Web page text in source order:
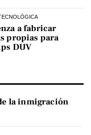
a fabricar
propias para
DUV
la inmigración